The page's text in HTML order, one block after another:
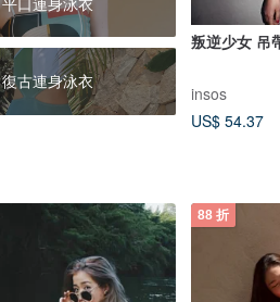
復古連身泳衣
叛逆少女 吊
insos
US$ 54.37
88 折